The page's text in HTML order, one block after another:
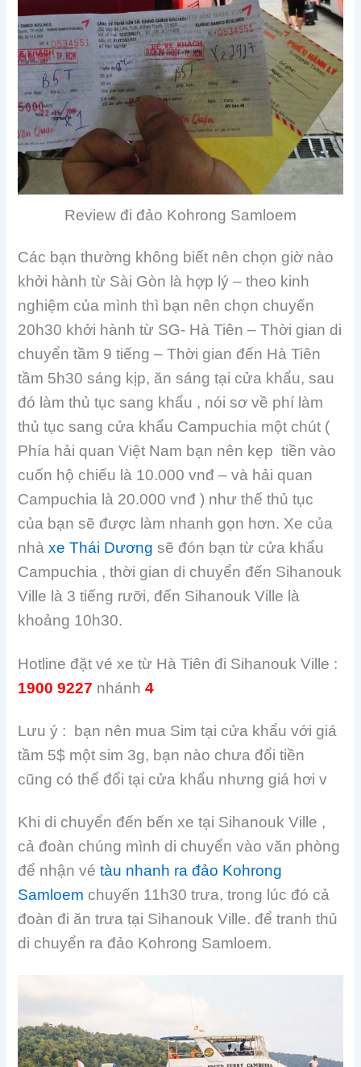
Review đi đảo Kohrong Samloem
Các bạn thường không biết nên chọn giờ nào
khởi hành từ Sài Gòn là hợp lý – theo kinh
nghiệm của mình thì bạn nên chọn chuyến
20h30 khởi hành từ SG- Hà Tiên – Thời gian di
chuyển tầm 9 tiếng – Thời gian đến Hà Tiên
tầm 5h30 sáng kịp, ăn sáng tại cửa khẩu, sau
đó làm thủ tục sang khẩu , nói sơ về phí làm
thủ tục sang cửa khẩu Campuchia một chút (
Phía hải quan Việt Nam bạn nên kẹp tiền vào
cuốn hộ chiếu là 10.000 vnđ – và hải quan
Campuchia là 20.000 vnđ ) như thế thủ tục
của bạn sẽ được làm nhanh gọn hơn. Xe của
nhàxe Thái Dương sẽ đón bạn từ cửa khẩu
Campuchia , thời gian di chuyển đến Sihanouk
Ville là 3 tiếng rưỡi, đến Sihanouk Ville là
khoảng 10h30.
Hotline đặt vé xe từ Hà Tiên đi Sihanouk Ville :
1900 9227 nhánh4
Lưu ý : bạn nên mua Sim tại cửa khẩu với giá
tầm 5$ một sim 3g, bạn nào chưa đổi tiền
cũng có thể đổi tại cửa khẩu nhưng giá hơi v
Khi di chuyển đến bến xe tại Sihanouk Ville ,
cả đoàn chúng mình di chuyển vào văn phòng
để nhận vétàu nhanh ra đảo Kohrong
Samloem chuyến 11h30 trưa, trong lúc đó cả
đoàn đi ăn trưa tại Sihanouk Ville. để tranh thủ
di chuyển ra đảo Kohrong Samloem.